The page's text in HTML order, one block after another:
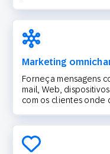
Marketing
Forneça mensagens
mail, Web,
com os clientes onde